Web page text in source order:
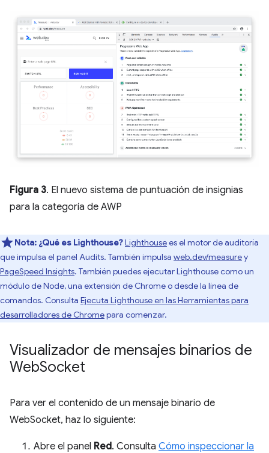
Figura 3. El nuevo sistema de puntuación de insignias
para la categoría de AWP
Nota: ¿Qué es Lighthouse?Lighthousees el motor de auditoría
que impulsa el panel Audits. También impulsa web.dev/measurey
PageSpeed Insights. También puedes ejecutar Lighthouse como un
módulo de Node, una extensión de Chrome o desde la línea de
comandos. Consulta Ejecuta Lighthouse en las Herramientas para
desarrolladores de Chromepara comenzar.
Visualizador de mensajes binarios de
WebSocket
Para ver el contenido de un mensaje binario de
WebSocket, haz lo siguiente:
Abre el panel Red. Consulta Cómo inspeccionar la